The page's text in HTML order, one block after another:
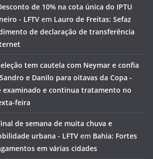
de 10% na cota única do IPTU
- LFTV em Lauro de Freitas: Sefaz
de declaração de transferência
tem cautela com Neymar e confia
e Danilo para oitavas da Copa -
examinado e continua tratamento no
feira
de semana de muita chuva e
urbana - LFTV em Bahia: Fortes
em várias cidades